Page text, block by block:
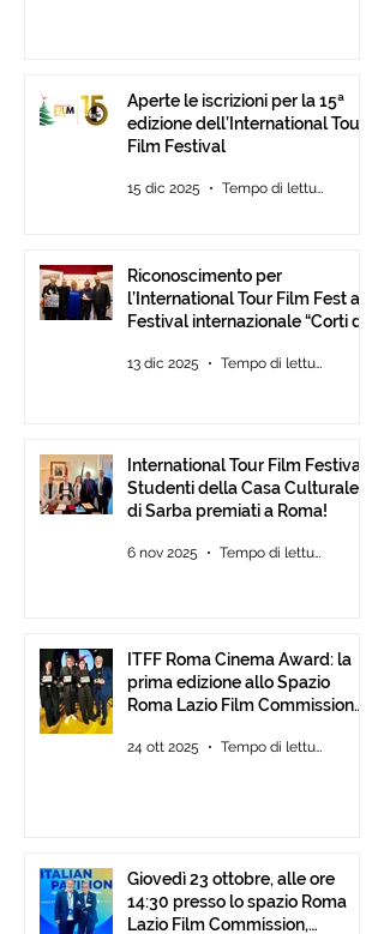
Aperte le iscrizioni per la 15ª
edizione dell’International Tour
Film Festival
15 dic 2025 Tempo di lettura: 2 min
Riconoscimento per
l’International Tour Film Fest al
Festival internazionale “Corti da
13 dic 2025 Tempo di lettura: 2 min
International Tour Film Festival:
Studenti della Casa Culturale
di Sarba premiati a Roma!
6 nov 2025 Tempo di lettura: 2 min
ITFF Roma Cinema Award: la
prima edizione allo Spazio
Roma Lazio Film Commission
24 ott 2025 Tempo di lettura: 2 min
Giovedì 23 ottobre, alle ore
14:30 presso lo spazio Roma
Lazio Film Commission,